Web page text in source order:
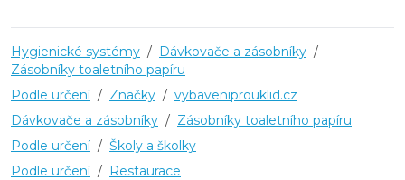
Hygienické systémy / Dávkovače a zásobníky /
Zásobníky toaletního papíru
Podle určení / Značky / vybaveniprouklid.cz
Dávkovače a zásobníky / Zásobníky toaletního papíru
Podle určení / Školy a školky
Podle určení / Restaurace